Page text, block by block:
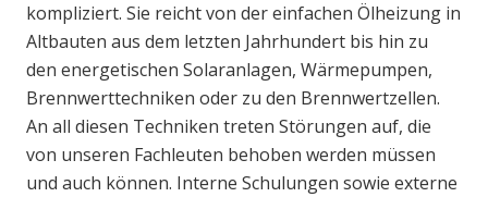
kompliziert. Sie reicht von der einfachen Ölheizung in
Altbauten aus dem letzten Jahrhundert bis hin zu
den energetischen Solaranlagen, Wärmepumpen,
Brennwerttechniken oder zu den Brennwertzellen.
An all diesen Techniken treten Störungen auf, die
von unseren Fachleuten behoben werden müssen
und auch können. Interne Schulungen sowie externe